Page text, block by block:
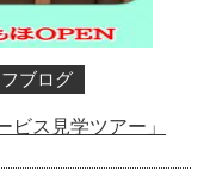
ブログ
ビス見学ツアー」